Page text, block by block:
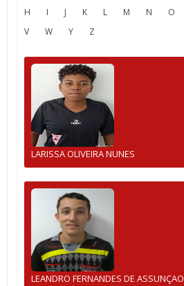
H
I J K L M N O
V
W Y Z
LARISSA OLIVEIRA NUNES
LEANDRO FERNANDES DE ASSUNÇAO